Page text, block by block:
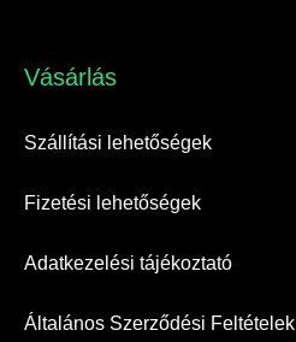
Vásárlás​
Szállítási lehetőségek
Fizetési lehetőségek
Adatkezelési tájékoztató
Általános Szerződési Feltételek